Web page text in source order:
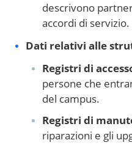
descrivono
accordi di servizio.
Dati relativi alle
Registri di
persone che
del campus.
Registri di
riparazioni e gli